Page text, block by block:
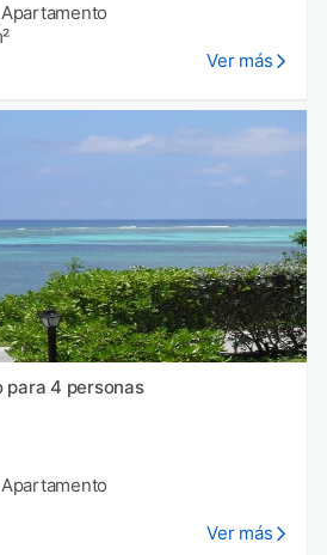
Ver más
para 4 personas
Ver más